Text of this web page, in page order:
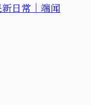
日常｜端闻